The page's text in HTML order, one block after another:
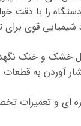
را با دقت
شیمیایی قوی
خشک و خنک
آوردن به
ای و تعمیرات